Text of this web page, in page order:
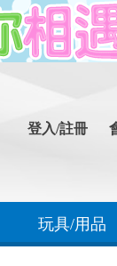
登入/註冊
玩具/用品